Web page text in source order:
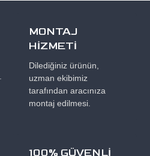
MONTAJ
HİZMETİ
Dilediğiniz ürünün,
uzman ekibimiz
tarafından aracınıza
montaj edilmesi.
100% GÜVENLİ